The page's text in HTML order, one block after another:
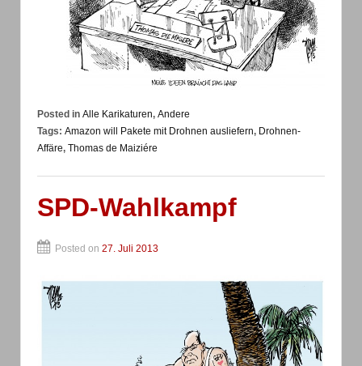
Posted in Alle Karikaturen, Andere
Tags: Amazon will Pakete mit Drohnen ausliefern, Drohnen-
Affäre, Thomas de Maiziére
SPD-Wahlkampf
Posted on 27. Juli 2013